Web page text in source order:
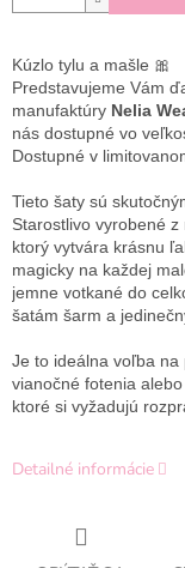
Kúzlo tylu a mašle 🎀
Predstavujeme Vám
manufaktúry Nelia
nás dostupné vo
Dostupné v
Tieto šaty sú
Starostlivo vyrobené
ktorý vytvára krásnu
magicky na každej
jemne votkané do
šatám šarm a
Je to ideálna voľba na
vianočné fotenia
ktoré si vyžadujú
Detailné informácie